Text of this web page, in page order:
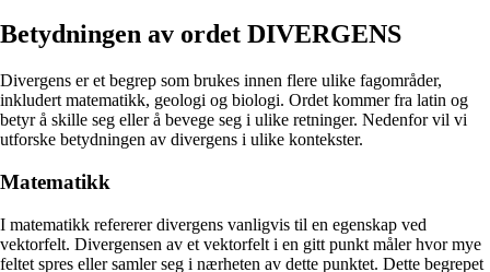
Betydningen av ordet DIVERGENS
Divergens er et begrep som brukes innen flere ulike fagområder,
inkludert matematikk, geologi og biologi. Ordet kommer fra latin og
betyr å skille seg eller å bevege seg i ulike retninger. Nedenfor vil vi
utforske betydningen av divergens i ulike kontekster.
Matematikk
I matematikk refererer divergens vanligvis til en egenskap ved
vektorfelt. Divergensen av et vektorfelt i en gitt punkt måler hvor mye
feltet spres eller samler seg i nærheten av dette punktet. Dette begrepet